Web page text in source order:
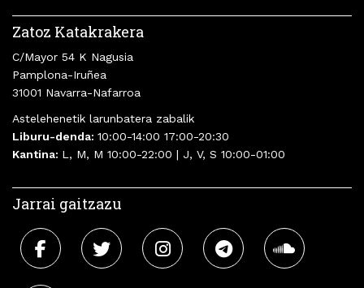
Zatoz Katakrakera
C/Mayor 54 K Nagusia
Pamplona-Iruñea
31001 Navarra-Nafarroa
Astelehenetik larunbatera zabalik
Liburu-denda: 10:00-14:00 17:00-20:30
Kantina: L, M, M 10:00-22:00 | J, V, S 10:00-01:00
Jarrai gaitzazu